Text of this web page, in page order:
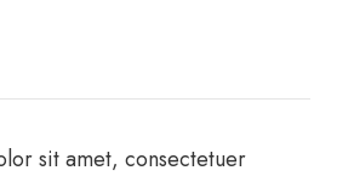
sit amet, consectetuer